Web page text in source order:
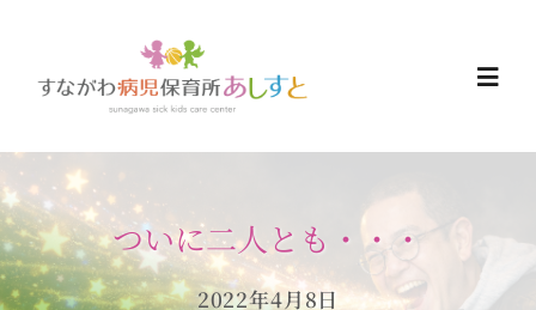
content
HOME
お知らせついに二人とも・・・
2022年4月8日